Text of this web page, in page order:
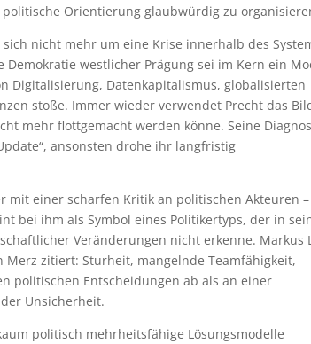
Orientierung glaubwürdig zu
nicht mehr um eine Krise innerhalb des
westlicher Prägung sei im Kern ein
Digitalisierung, Datenkapitalismus, globalisierten
stoße. Immer wieder verwendet Precht das
mehr flottgemacht werden könne. Seine
ansonsten drohe ihr langfristig
mit einer scharfen Kritik an politischen Akteuren –
bei ihm als Symbol eines Politikertyps, der in
Veränderungen nicht erkenne. Markus
zitiert: Sturheit, mangelnde Teamfähigkeit,
politischen Entscheidungen ab als an einer
Unsicherheit.
politisch mehrheitsfähige Lösungsmodelle